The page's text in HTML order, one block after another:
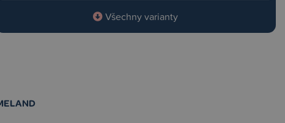
Všechny varianty